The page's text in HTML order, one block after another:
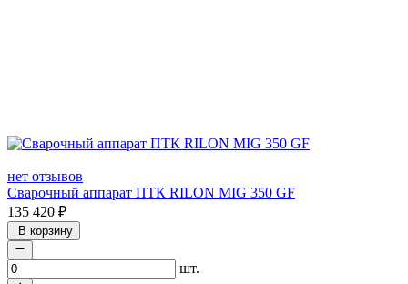
нет отзывов
Сварочный аппарат ПТК RILON MIG 350 GF
135 420 ₽
В корзину
шт.